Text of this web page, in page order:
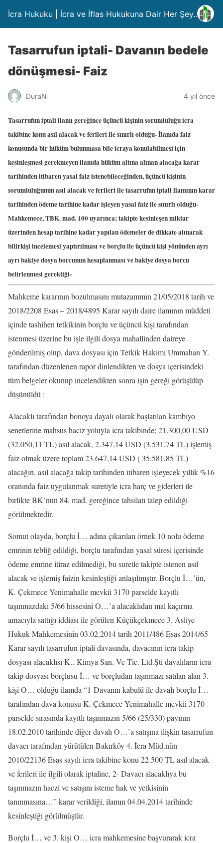
İcra Hukuku | İcra ve İflas Hukukuna Dair Her Şey….
Tasarrufun iptali- Davanın bedele
dönüşmesi- Faiz
DuraN 4 yıl önce
Tasarrufun iptali ilamı gereğince üçüncü kişinin sorumluluğu icra
takibine konu asıl alacak ve ferileri ile sınırlı olduğu- İlamda faiz
konusunda bir hüküm bulunmasa bile icraya konulabilmesi için
kesinleşmesi gerekmeyen ilamda hüküm altına alınan alacağa karar
tarihinden itibaren yasal faiz istenebileceğinden, üçüncü kişinin
sorumluluğunun asıl alacak ve ferileri ile tasarrufun iptali ilamının karar
tarihinden ödeme tarihine kadar işleyen yasal faiz ile sınırlı olduğu-
Mahkemece, TBK. mad. 100 uyarınca; takipte kesinleşen miktar
üzerinden hesap tarihine kadar yapılan ödemeler de dikkate alınarak
bilirkişi incelemesi yaptırılması ve borçlu ile üçüncü kişi yönünden ayrı
ayrı bakiye dosya borcunun hesaplanması ve bakiye dosya borcu
belirlenmesi gerektiği-
Mahkeme kararının bozulmasını mutazammın 21/05/2018 tarih ve
2018/2208 Esas – 2018/4895 Karar sayılı daire ilamının müddeti
içinde tashihen tetkikinin borçlu ve üçüncü kişi tarafından
istenmesi üzerine bu işle ilgili dosya mahallinden daireye
gönderilmiş olup, dava dosyası için Tetkik Hakimi Ummahan Y.
tarafından düzenlenen rapor dinlendikten ve dosya içerisindeki
tüm belgeler okunup incelendikten sonra işin gereği görüşülüp
düşünüldü :
Alacaklı tarafından bonoya dayalı olarak başlatılan kambiyo
senetlerine mahsus haciz yoluyla icra takibinde; 21.300,00 USD
(32.050,11 TL) asıl alacak, 2.347,14 USD (3.531,74 TL) işlemiş
faiz olmak üzere toplam 23.647,14 USD ( 35.581,85 TL)
alacağın, asıl alacağa takip tarihinden itibaren işleyecek yıllık %16
oranında faiz uygulanmak suretiyle icra harç ve giderleri ile
birlikte BK’nun 84. mad. gereğince tahsilatı talep edildiği
görülmektedir.
Somut olayda, borçlu İ… adına çıkarılan örnek 10 nolu ödeme
emrinin tebliğ edildiği, borçlu tarafından yasal süresi içerisinde
ödeme emrine itiraz edilmediği, bu suretle takipte istenen asıl
alacak ve işlemiş faizin kesinleştiği anlaşılmıştır. Borçlu İ…’ün,
K. Çekmece Yenimahalle mevkii 3170 parselde kayıtlı
taşınmazdaki 5/66 hissesini O…’a alacaklıdan mal kaçırma
amacıyla sattığı iddiası ile görülen Küçükçekmece 3. Asliye
Hukuk Mahkemesinin 03.02.2014 tarih 2011/486 Esas 2014/65
Karar sayılı tasarrufun iptali davasında, davacının icra takip
dosyası alacaklısı K.. Kimya San. Ve Tic. Ltd.Şti davalıların icra
takip dosyası borçlusu İ… ve borçludan taşınmazı satılan alan 3.
kişi O… olduğu ilamda “1-Davanın kabulü ile davalı borçlu İ…
tarafından dava konusu K. Çekmece Yenimahalle mevkii 3170
parselde sırasında kayıtlı taşınmazın 5/66 (25/330) payının
18.02.2010 tarihinde diğer davalı O…’a satışına ilişkin tasarrufun
davacı tarafından yürütülen Bakırköy 4. İcra Müd.nün
2010/22136 Esas sayılı icra takibine konu 22.500 TL asıl alacak
ve ferileri ile ilgili olarak iptaline, 2- Davacı alacaklıya bu
taşınmazın haczi ve satışını isteme hak ve yetkisinin
tanınmasına…” karar verildiği, ilamın 04.04.2014 tarihinde
kesinleştiği görülmüştür.
Borçlu İ… ve 3. kişi O… icra mahkemesine başvurarak icra